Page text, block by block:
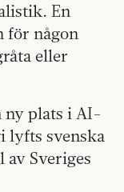
En
för någon
eller
ny plats i AI-
lyfts svenska
av Sveriges